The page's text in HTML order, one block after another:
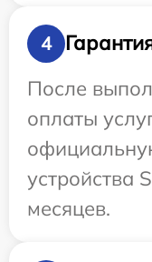
4
После
оплаты
устройства
месяцев.